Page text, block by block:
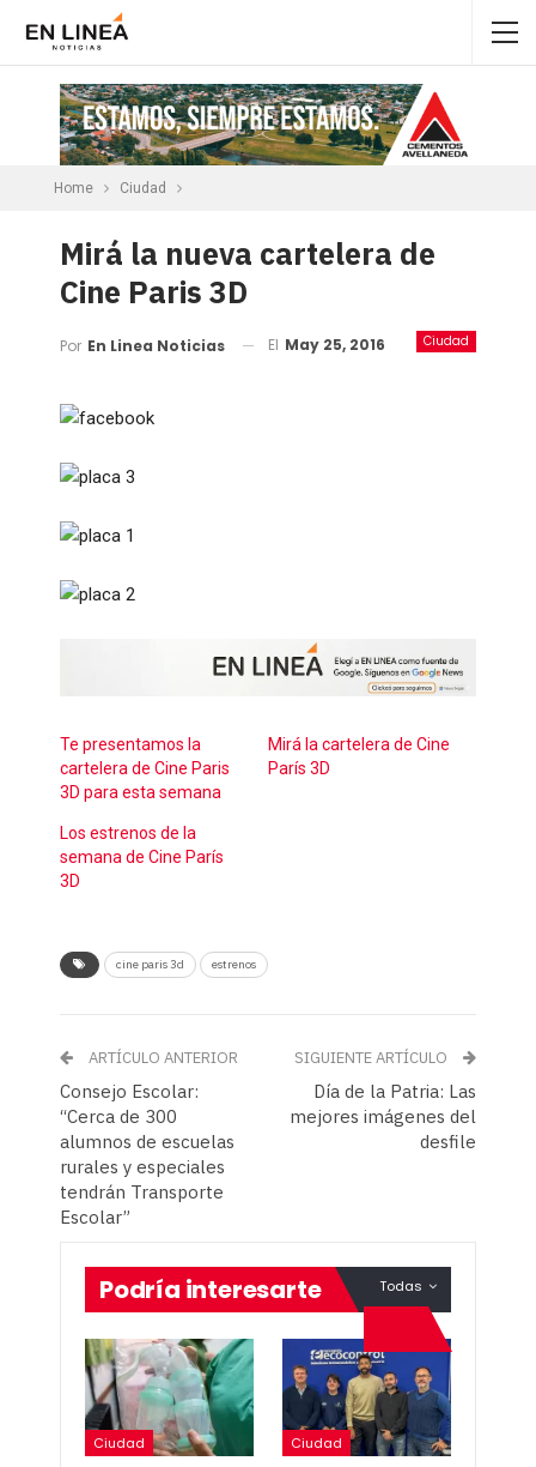
Home Ciudad
Mirá la nueva cartelera de
Cine Paris 3D
Ciudad
Por En Linea Noticias El May 25, 2016
Te presentamos la
cartelera de Cine Paris
3D para esta semana
Mirá la cartelera de Cine
París 3D
Los estrenos de la
semana de Cine París
3D
cine paris 3d estrenos
ARTÍCULO ANTERIOR
Consejo Escolar:
“Cerca de 300
alumnos de escuelas
rurales y especiales
tendrán Transporte
Escolar”
SIGUIENTE ARTÍCULO
Día de la Patria: Las
mejores imágenes del
desfile
Todas
Podría interesarte
Ciudad Ciudad